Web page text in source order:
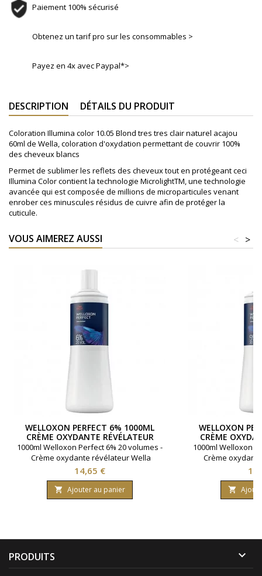
Paiement 100% sécurisé
Obtenez un tarif pro sur les consommables >
Payez en 4x avec Paypal*>
DESCRIPTION DÉTAILS DU PRODUIT
Coloration Illumina color 10.05 Blond tres tres clair naturel acajou
60ml de Wella, coloration d'oxydation permettant de couvrir 100%
des cheveux blancs
Permet de sublimer les reflets des cheveux tout en protégeant ceci
Illumina Color contient la technologie MicrolightTM, une technologie
avancée qui est composée de millions de microparticules venant
enrober ces minuscules résidus de cuivre afin de protéger la
cuticule.
VOUS AIMEREZ AUSSI >
<
WELLOXON PERFECT 6% 1000ML
CRÈME OXYDANTE RÉVÉLATEUR
WELLA
1000ml Welloxon Perfect 6% 20 volumes -
Crème oxydante révélateur Wella
Prix
14,65 €
 Ajouter au panier
WELLOXON
CRÈME
1000ml Welloxon
Crème

PRODUITS 